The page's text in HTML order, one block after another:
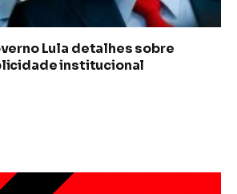
Lula detalhes sobre
institucional